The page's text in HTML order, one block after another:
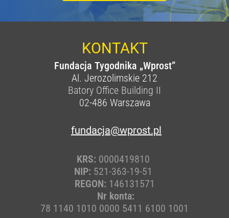
KONTAKT
Fundacja Tygodnika „Wprost”
Al. Jerozolimskie 212
Batory Office Building II
02-486 Warszawa
fundacja@wprost.pl
KRS: 0000419810
NIP: 521-363-19-51
REGON: 146131571
Nr konta:
78 1140 1010 0000 5411 6100 1001